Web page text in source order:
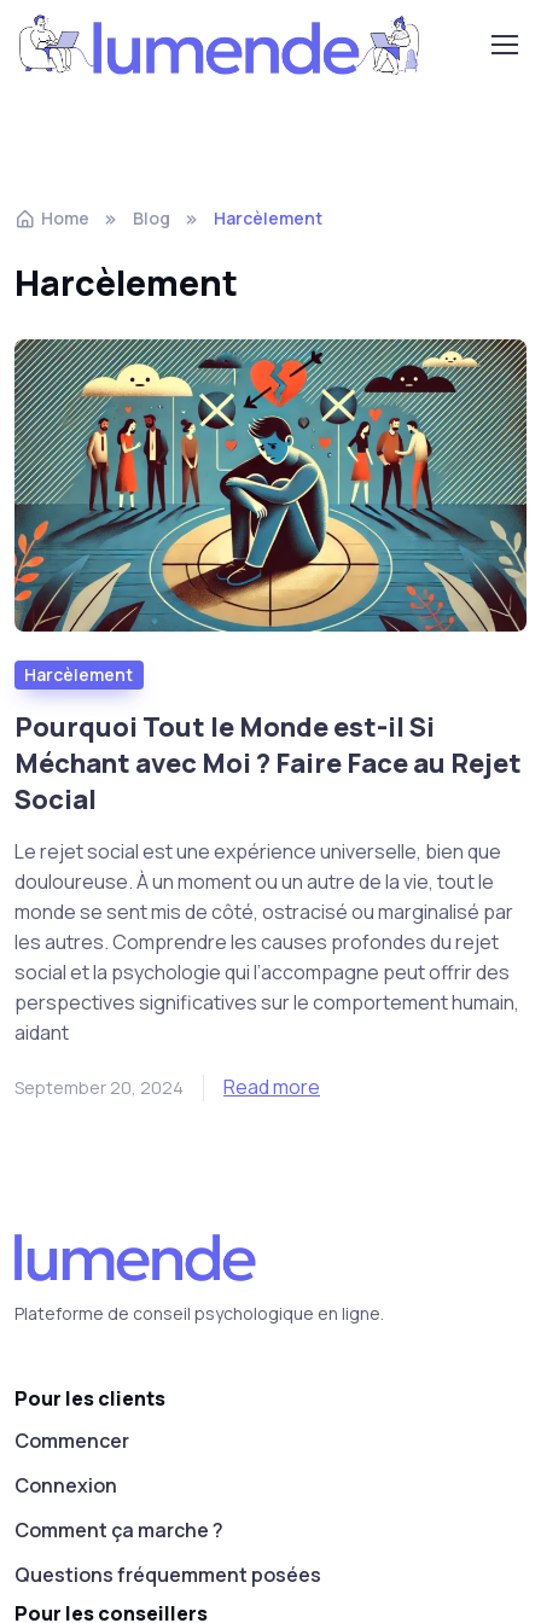
Home Blog Harcèlement
Harcèlement
Harcèlement
Pourquoi Tout le Monde est-il Si
Méchant avec Moi ? Faire Face au Rejet
Social
Le rejet social est une expérience universelle, bien que
douloureuse. À un moment ou un autre de la vie, tout le
monde se sent mis de côté, ostracisé ou marginalisé par
les autres. Comprendre les causes profondes du rejet
social et la psychologie qui l’accompagne peut offrir des
perspectives significatives sur le comportement humain,
aidant
September 20, 2024 Read more
Plateforme de conseil psychologique en ligne.
Pour les clients
Commencer
Connexion
Comment ça marche ?
Questions fréquemment posées
Pour les conseillers